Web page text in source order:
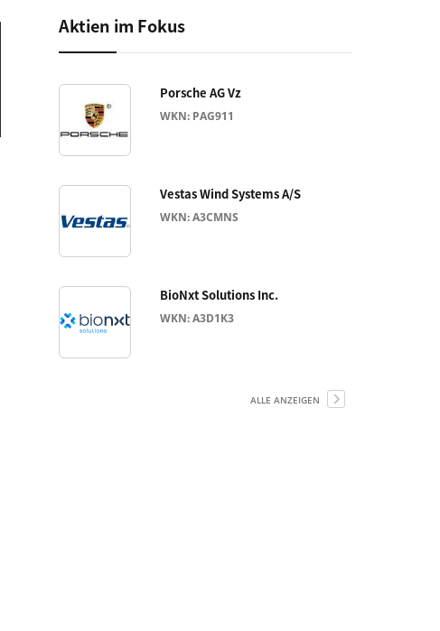
Aktien im Fokus
Porsche AG Vz
WKN: PAG911
Vestas Wind Systems A/S
WKN: A3CMNS
BioNxt Solutions Inc.
WKN: A3D1K3
ALLE ANZEIGEN